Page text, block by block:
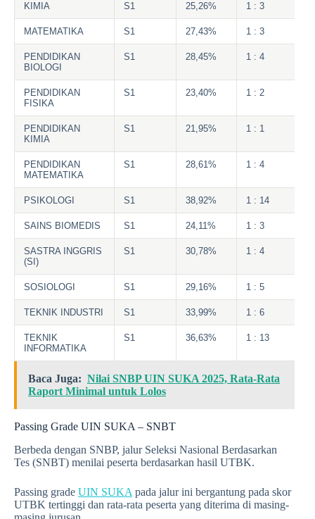
KIMIA S1 25,26% 1 : 3
MATEMATIKA S1 27,43% 1 : 3
PENDIDIKAN
BIOLOGI
S1 28,45% 1 : 4
PENDIDIKAN
FISIKA
S1 23,40% 1 : 2
PENDIDIKAN
KIMIA
S1 21,95% 1 : 1
PENDIDIKAN
MATEMATIKA
S1 28,61% 1 : 4
PSIKOLOGI S1 38,92% 1 : 14
SAINS BIOMEDIS S1 24,11% 1 : 3
SASTRA INGGRIS
(SI)
S1 30,78% 1 : 4
SOSIOLOGI S1 29,16% 1 : 5
TEKNIK INDUSTRI S1 33,99% 1 : 6
TEKNIK
INFORMATIKA
S1 36,63% 1 : 13
Baca Juga: Nilai SNBP UIN SUKA 2025, Rata-Rata
Raport Minimal untuk Lolos
Passing Grade UIN SUKA – SNBT
Berbeda dengan SNBP, jalur Seleksi Nasional Berdasarkan
Tes (SNBT) menilai peserta berdasarkan hasil UTBK.
Passing grade UIN SUKA pada jalur ini bergantung pada skor
UTBK tertinggi dan rata-rata peserta yang diterima di masing-